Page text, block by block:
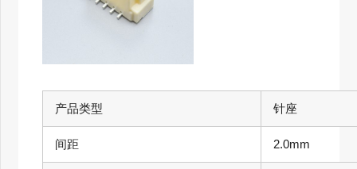
产品类型 针座
间距 2.0mm